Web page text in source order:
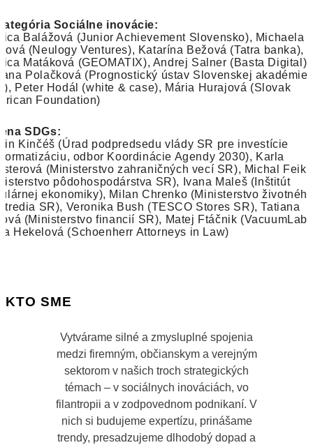
Sociálne inovácie:
Balážová (Junior Achievement Slovensko), Michaela
(Neulogy Ventures), Katarína Bežová (Tatra banka),
Matáková (GEOMATIX), Andrej Salner (Basta Digital),
Polačková (Prognostický ústav Slovenskej akadémie
Peter Hodál (white & case), Mária Hurajová (Slovak
Foundation)
SDGs:
Kinčéš (Úrad podpredsedu vlády SR pre investície
odbor Koordinácie Agendy 2030), Karla
(Ministerstvo zahraničných vecí SR), Michal Feik
pôdohospodárstva SR), Ivana Maleš (Inštitút
ekonomiky), Milan Chrenko (Ministerstvo
SR), Veronika Bush (TESCO Stores SR), Tatiana
(Ministerstvo financií SR), Matej Ftáčnik
Hekelová (Schoenherr Attorneys in Law)
KTO SME
Vytvárame silné a zmysluplné spojenia
medzi firemným, občianskym a verejným
sektorom v našich troch strategických
témach – v sociálnych inováciách, vo
filantropii a v zodpovednom podnikaní. V
nich si budujeme expertízu, prinášame
trendy, presadzujeme dlhodobý dopad a